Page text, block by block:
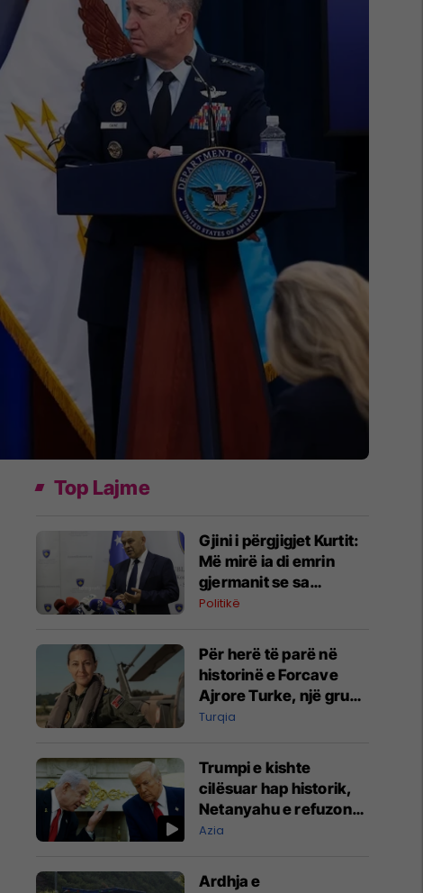
Top Lajme
Gjini i përgjigjet Kurtit:
Më mirë ia di emrin
gjermanit se sa
Aleancës
Politikë
Për herë të parë në
historinë e Forcave
Ajrore Turke, një grua
merr gradën e
Turqia
Trumpi e kishte
cilësuar hap historik,
Netanyahu e refuzon
marrëveshjen për
Azia
Ardhja e